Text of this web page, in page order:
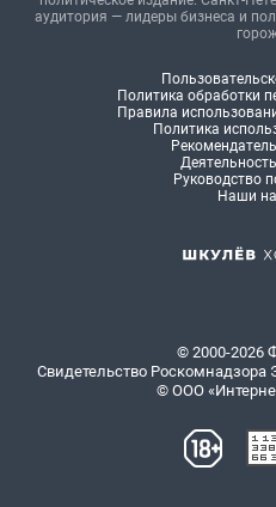
аудитория — лидеры бизнеса и
Политика обработки
Правила
Политика
Руководство
Наши
© 2000-2026
Свидетельство Роскомнадзора
© ООО